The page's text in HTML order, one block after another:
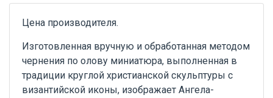
Цена производителя.
Изготовленная вручную и обработанная методом
чернения по олову миниатюра, выполненная в
традиции круглой христианской скульптуры с
византийской иконы, изображает Ангела-